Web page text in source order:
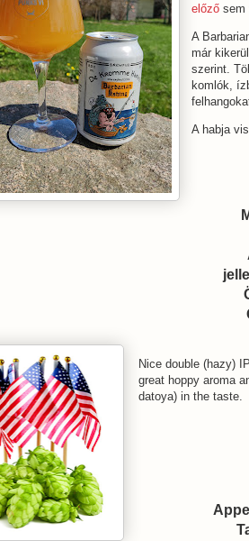
előző sem
A
már
szerint.
komlók,
A habja
Nice double (hazy)
great hoppy aroma
datoya) in the taste.